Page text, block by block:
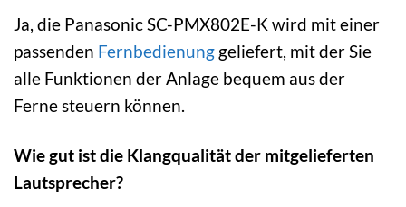
Ja, die Panasonic SC-PMX802E-K wird mit einer
passenden Fernbedienung geliefert, mit der Sie
alle Funktionen der Anlage bequem aus der
Ferne steuern können.
Wie gut ist die Klangqualität der mitgelieferten
Lautsprecher?